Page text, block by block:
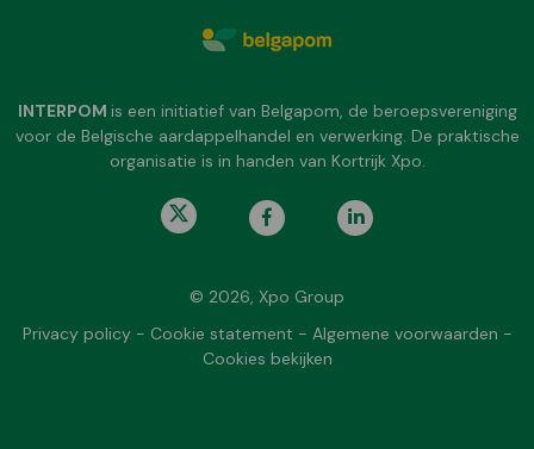
INTERPOM is een initiatief van Belgapom, de beroepsvereniging
voor de Belgische aardappelhandel en verwerking. De praktische
organisatie is in handen van Kortrijk Xpo.
© 2026, Xpo Group
Privacy policy- Cookie statement - Algemene voorwaarden -
Cookies bekijken